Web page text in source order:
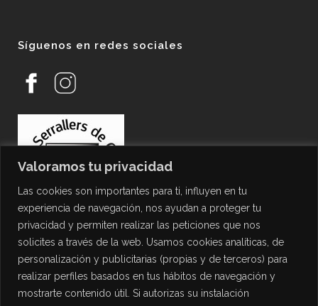
Valoramos tu privacidad
Las cookies son importantes para ti, influyen en tu
experiencia de navegación, nos ayudan a proteger tu
privacidad y permiten realizar las peticiones que nos
solicites a través de la web. Usamos cookies analíticas, de
personalización y publicitarias (propias y de terceros) para
realizar perfiles basados en tus hábitos de navegación y
mostrarte contenido útil. Si autorizas su instalación
Síguenos en redes sociales
PROTECCIÓN DE DATOS
Política de Privacidad